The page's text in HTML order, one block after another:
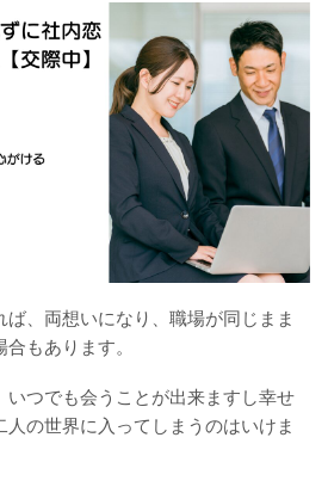
、両想いになり、職場が同じまま
もあります。
いつでも会うことが出来ますし幸せ
の世界に入ってしまうのはいけま